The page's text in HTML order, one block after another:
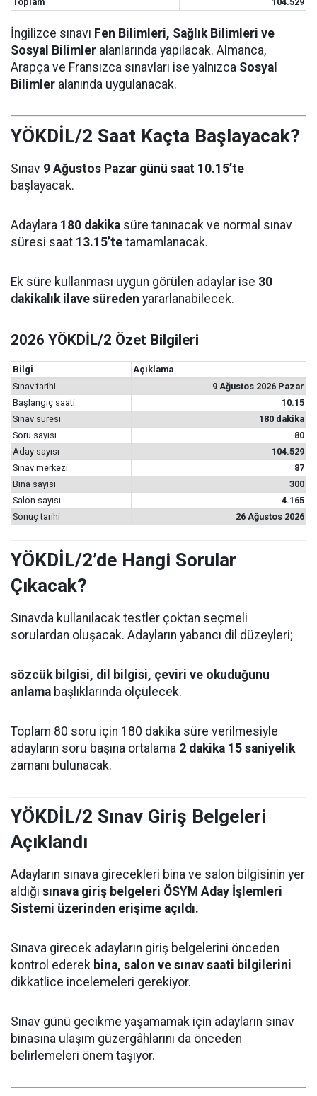
İngilizce sınavı Fen Bilimleri, Sağlık Bilimleri ve
Sosyal Bilimler alanlarında yapılacak. Almanca,
Arapça ve Fransızca sınavları ise yalnızca Sosyal
Bilimler alanında uygulanacak.
YÖKDİL/2 Saat Kaçta Başlayacak?
Sınav 9 Ağustos Pazar günü saat 10.15’te
başlayacak.
Adaylara 180 dakika süre tanınacak ve normal sınav
süresi saat 13.15’te tamamlanacak.
Ek süre kullanması uygun görülen adaylar ise 30
dakikalık ilave süreden yararlanabilecek.
2026 YÖKDİL/2 Özet Bilgileri
Bilgi
Açıklama
Sınav tarihi
9 Ağustos 2026 Pazar
Başlangıç saati
10.15
Sınav süresi
180 dakika
Soru sayısı
80
Aday sayısı
104.529
Sınav merkezi
87
Bina sayısı
300
Salon sayısı
4.165
Sonuç tarihi
26 Ağustos 2026
YÖKDİL/2’de Hangi Sorular
Çıkacak?
Sınavda kullanılacak testler çoktan seçmeli
sorulardan oluşacak. Adayların yabancı dil düzeyleri;
sözcük bilgisi, dil bilgisi, çeviri ve okuduğunu
anlama başlıklarında ölçülecek.
Toplam 80 soru için 180 dakika süre verilmesiyle
adayların soru başına ortalama 2 dakika 15 saniyelik
zamanı bulunacak.
YÖKDİL/2 Sınav Giriş Belgeleri
Açıklandı
Adayların sınava girecekleri bina ve salon bilgisinin yer
aldığı sınava giriş belgeleri ÖSYM Aday İşlemleri
Sistemi üzerinden erişime açıldı.
Sınava girecek adayların giriş belgelerini önceden
kontrol ederek bina, salon ve sınav saati bilgilerini
dikkatlice incelemeleri gerekiyor.
Sınav günü gecikme yaşamamak için adayların sınav
binasına ulaşım güzergâhlarını da önceden
belirlemeleri önem taşıyor.